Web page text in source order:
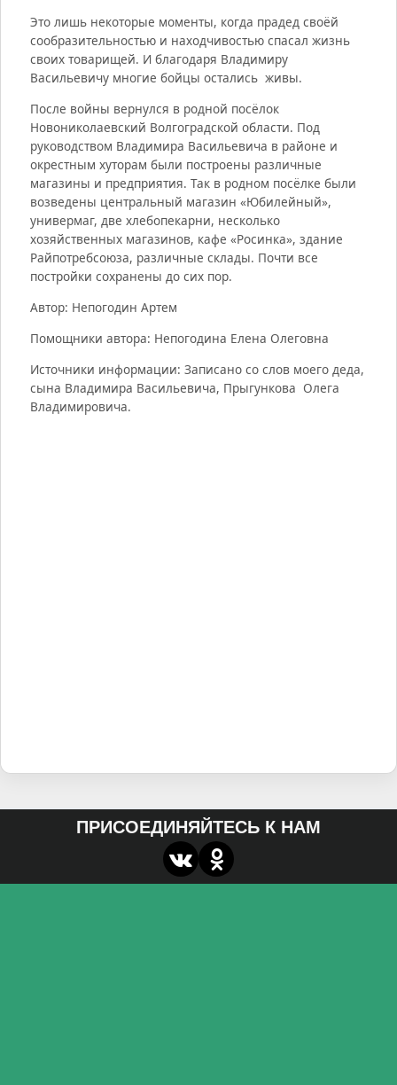
Это лишь некоторые моменты, когда прадед своёй
сообразительностью и находчивостью спасал жизнь
своих товарищей. И благодаря Владимиру
Васильевичу многие бойцы остались живы.
После войны вернулся в родной посёлок
Новониколаевский Волгоградской области. Под
руководством Владимира Васильевича в районе и
окрестным хуторам были построены различные
магазины и предприятия. Так в родном посёлке были
возведены центральный магазин «Юбилейный»,
универмаг, две хлебопекарни, несколько
хозяйственных магазинов, кафе «Росинка», здание
Райпотребсоюза, различные склады. Почти все
постройки сохранены до сих пор.
Автор: Непогодин Артем
Помощники автора: Непогодина Елена Олеговна
Источники информации: Записано со слов моего деда,
сына Владимира Васильевича, Прыгункова Олега
Владимировича.
ПРИСОЕДИНЯЙТЕСЬ К НАМ